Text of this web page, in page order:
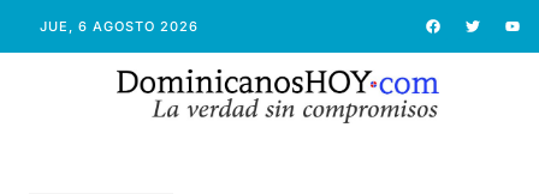
JUE, 6 AGOSTO 2026